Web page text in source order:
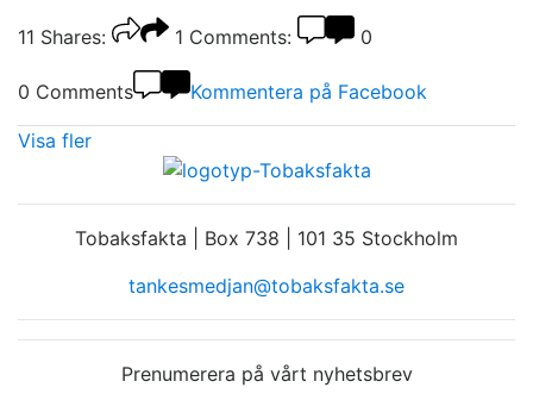
11 Shares: 1 Comments: 0
0 Comments Kommentera på Facebook
Visa fler
Tobaksfakta | Box 738 | 101 35 Stockholm
tankesmedjan@tobaksfakta.se
Prenumerera på vårt nyhetsbrev